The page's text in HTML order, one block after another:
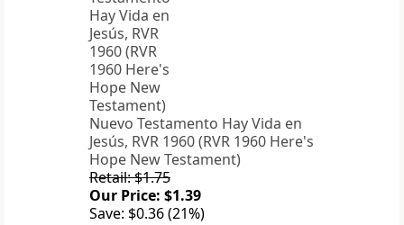
Nuevo Testamento Hay Vida en
Jesús, RVR 1960 (RVR 1960 Here's
Hope New Testament)
Retail: $1.75
Our Price: $1.39
Save: $0.36 (21%)